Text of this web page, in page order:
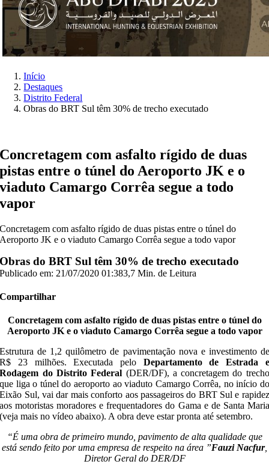
Início
Destaques
Distrito Federal
Obras do BRT Sul têm 30% de trecho executado
Concretagem com asfalto rígido de duas
pistas entre o túnel do Aeroporto JK e o
viaduto Camargo Corrêa segue a todo
vapor
Concretagem com asfalto rígido de duas pistas entre o túnel do
Aeroporto JK e o viaduto Camargo Corrêa segue a todo vapor
Obras do BRT Sul têm 30% de trecho executado
Publicado em: 21/07/2020 01:383,7 Min. de Leitura
Compartilhar
Concretagem com asfalto rígido de duas pistas entre o túnel do
Aeroporto JK e o viaduto Camargo Corrêa segue a todo vapor
Estrutura de 1,2 quilômetro de pavimentação nova e investimento de
R$ 23 milhões. Executada pelo Departamento de Estrada e
Rodagem do Distrito Federal (DER/DF), a concretagem do trecho
que liga o túnel do aeroporto ao viaduto Camargo Corrêa, no início do
Eixão Sul, vai dar mais conforto aos passageiros do BRT Sul e rapidez
aos motoristas moradores e frequentadores do Gama e de Santa Maria
(veja mais no vídeo abaixo). A obra deve estar pronta até setembro.
“É uma obra de primeiro mundo, pavimento de alta qualidade que
está sendo feito por uma empresa de respeito na área ”Fauzi Nacfur,
Diretor Geral do DER/DF